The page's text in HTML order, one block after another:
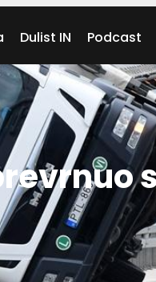
Dulist IN Podcast